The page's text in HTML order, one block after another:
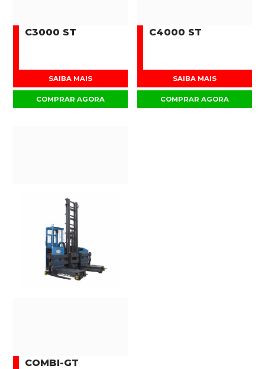
C3000 ST
SAIBA MAIS
COMPRAR AGORA
C4000 ST
SAIBA MAIS
COMPRAR AGORA
COMBI-GT